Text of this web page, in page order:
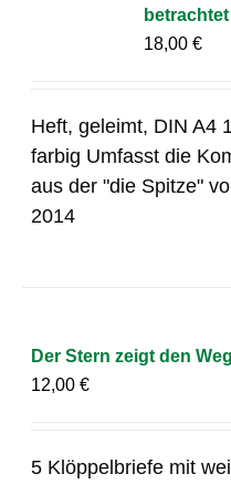
betrachtet
18,00€
Heft, geleimt, DIN A4
farbig Umfasst die
aus der "die Spitze"
2014
Der Stern zeigt den Weg
12,00€
5 Klöppelbriefe mit